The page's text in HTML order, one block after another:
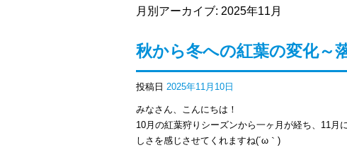
月別アーカイブ: 2025年11月
秋から冬への紅葉の変化～
投稿日 2025年11月10日
みなさん、こんにちは！
10月の紅葉狩りシーズンから一ヶ月が経ち、11
しさを感じさせてくれますね(´ω｀)